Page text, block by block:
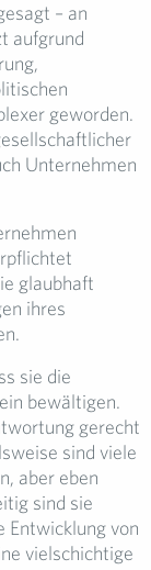
– an
aufgrund
geworden.
Unternehmen
glaubhaft
ihres
sie die
bewältigen.
gerecht
sind viele
aber eben
sind sie
Entwicklung von
vielschichtige